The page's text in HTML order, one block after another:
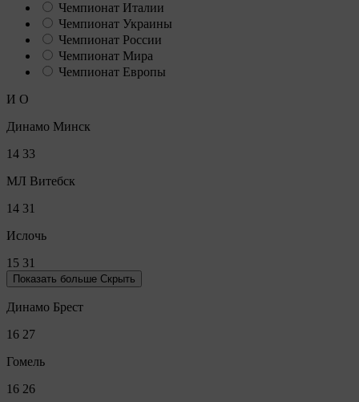
Чемпионат Италии
Чемпионат Украины
Чемпионат России
Чемпионат Мира
Чемпионат Европы
И О
Динамо Минск
14 33
МЛ Витебск
14 31
Ислочь
15 31
Показать больше Скрыть
Динамо Брест
16 27
Гомель
16 26